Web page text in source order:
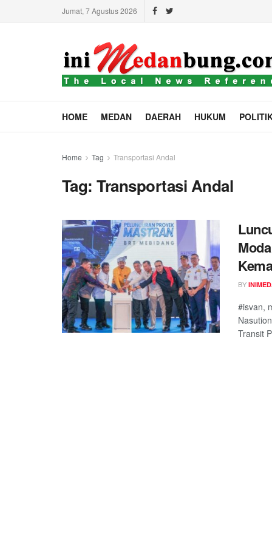
Jumat, 7 Agustus 2026
HOME MEDAN DAERAH HUKUM
Home Tag Transportasi Andal
Tag:Transportasi Andal
BY
#isvan,
Transit